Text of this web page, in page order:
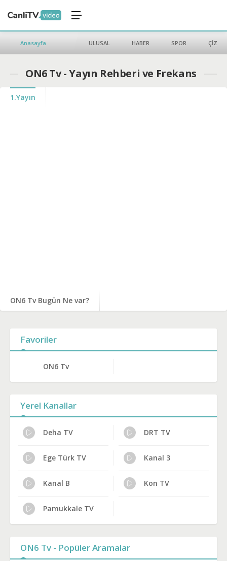
Anasayfa ULUSAL HABER SPOR ÇİZGİ
ON6 Tv - Yayın Rehberi ve Frekans
1.Yayın
ON6 Tv Bugün Ne var?
Favoriler
ON6 Tv
Yerel Kanallar
Deha TV DRT TV
Ege Türk TV Kanal 3
Kanal B Kon TV
Pamukkale TV
ON6 Tv - Popüler Aramalar